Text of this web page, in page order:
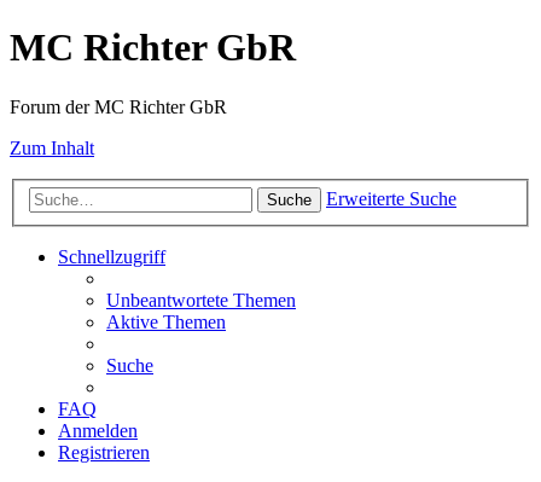
MC Richter GbR
Forum der MC Richter GbR
Zum Inhalt
Suche Erweiterte Suche
Schnellzugriff
Unbeantwortete Themen
Aktive Themen
Suche
FAQ
Anmelden
Registrieren